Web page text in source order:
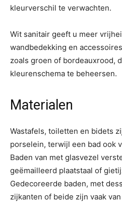
kleurverschil te verwachten.
Wit sanitair geeft u meer
wandbedekking en
zoals groen of bordeauxrood,
kleurenschema te beheersen.
Materialen
Wastafels, toiletten en bidets
porselein, terwijl een bad ook
Baden van met glasvezel
geëmailleerd plaatstaal of
Gedecoreerde baden, met
zijkanten of beide zijn vaak